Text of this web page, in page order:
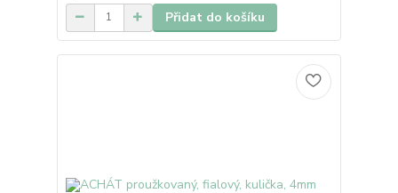
Přidat do košíku